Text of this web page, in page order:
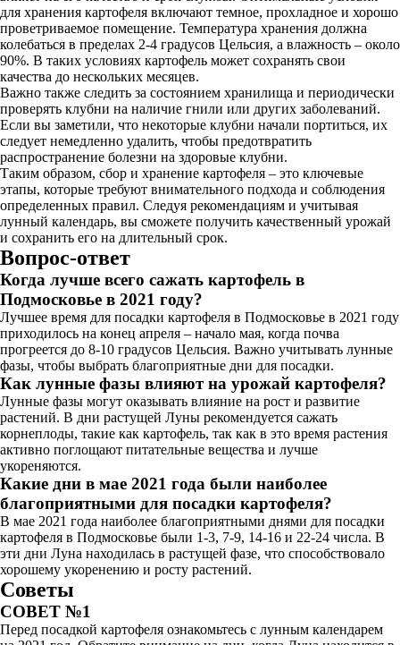
для хранения картофеля включают темное, прохладное и хорошо
проветриваемое помещение. Температура хранения должна
колебаться в пределах 2-4 градусов Цельсия, а влажность – около
90%. В таких условиях картофель может сохранять свои
качества до нескольких месяцев.
Важно также следить за состоянием хранилища и периодически
проверять клубни на наличие гнили или других заболеваний.
Если вы заметили, что некоторые клубни начали портиться, их
следует немедленно удалить, чтобы предотвратить
распространение болезни на здоровые клубни.
Таким образом, сбор и хранение картофеля – это ключевые
этапы, которые требуют внимательного подхода и соблюдения
определенных правил. Следуя рекомендациям и учитывая
лунный календарь, вы сможете получить качественный урожай
и сохранить его на длительный срок.
Вопрос-ответ
Когда лучше всего сажать картофель в
Подмосковье в 2021 году?
Лучшее время для посадки картофеля в Подмосковье в 2021 году
приходилось на конец апреля – начало мая, когда почва
прогреется до 8-10 градусов Цельсия. Важно учитывать лунные
фазы, чтобы выбрать благоприятные дни для посадки.
Как лунные фазы влияют на урожай картофеля?
Лунные фазы могут оказывать влияние на рост и развитие
растений. В дни растущей Луны рекомендуется сажать
корнеплоды, такие как картофель, так как в это время растения
активно поглощают питательные вещества и лучше
укореняются.
Какие дни в мае 2021 года были наиболее
благоприятными для посадки картофеля?
В мае 2021 года наиболее благоприятными днями для посадки
картофеля в Подмосковье были 1-3, 7-9, 14-16 и 22-24 числа. В
эти дни Луна находилась в растущей фазе, что способствовало
хорошему укоренению и росту растений.
Советы
СОВЕТ №1
Перед посадкой картофеля ознакомьтесь с лунным календарем